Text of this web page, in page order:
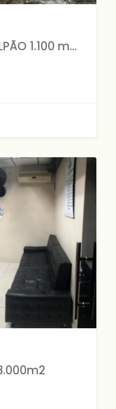
CACHOEIRINHA - GALPÃO 1.100 m2 - DISPONÍVEL PARA LOCAÇÃO